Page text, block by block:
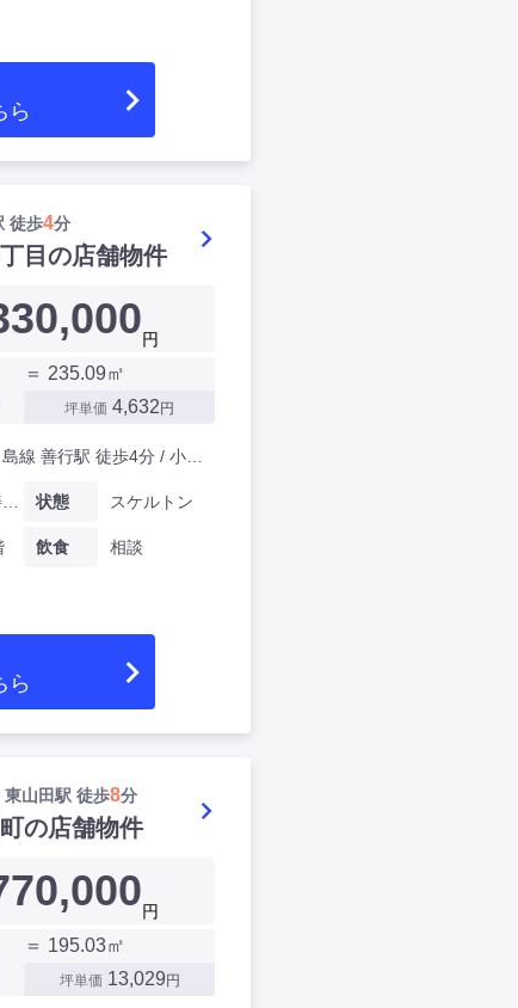
ら
徒歩4分
目の店舗物件
円
＝ 235.09㎡
坪単価 4,632 円
状態 スケルトン
飲食 相談
ら
⼭⽥駅 徒歩8分
の店舗物件
円
＝ 195.03㎡
坪単価 13,029 円